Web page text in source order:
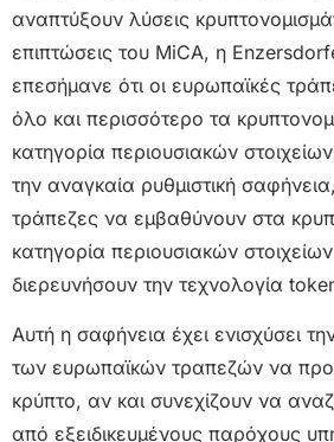
αναπτύξουν λύσεις
επιπτώσεις του MiCA, η
επεσήμανε ότι οι ευρωπαϊκές
όλο και περισσότερο τα
κατηγορία περιουσιακών
την αναγκαία ρυθμιστική
τράπεζες να εμβαθύνουν στα
κατηγορία περιουσιακών
διερευνήσουν την τεχνολογία
Αυτή η σαφήνεια έχει ενισχύσει
των ευρωπαϊκών τραπεζών να
κρύπτο, αν και συνεχίζουν να
από εξειδικευμένους παρόχους